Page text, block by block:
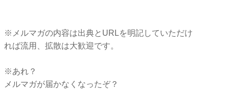
※メルマガの内容は出典とURLを明記していただけ
れば流用、拡散は大歓迎です。
※あれ？
メルマガが届かなくなったぞ？